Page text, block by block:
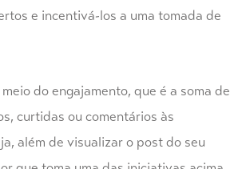
e incentivá-los a uma tomada de
do engajamento, que é a soma de
curtidas ou comentários às
além de visualizar o post do seu